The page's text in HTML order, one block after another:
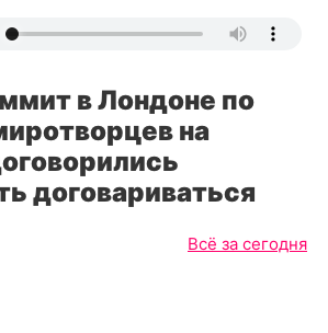
в Лондоне по
на
договариваться
Всё за сегодня